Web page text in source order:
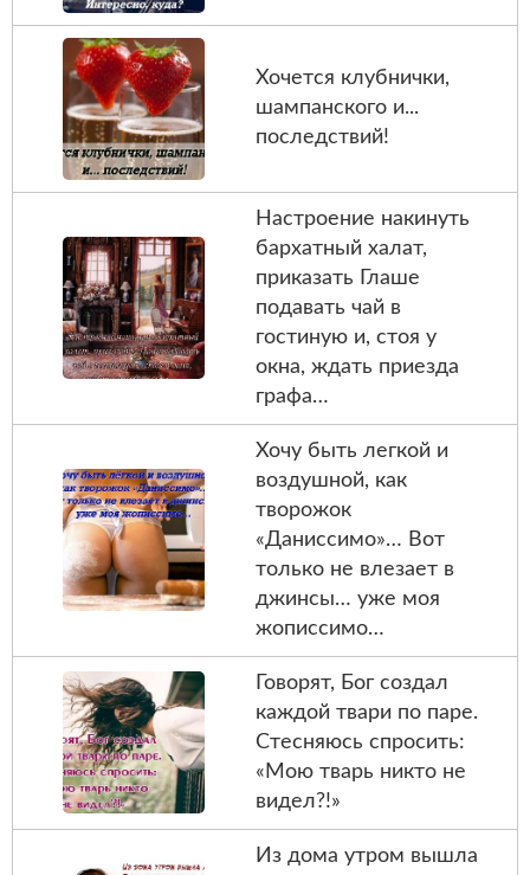
Хочется клубнички,
шампанского и...
последствий!
Настроение накинуть
бархатный халат,
приказать Глаше
подавать чай в
гостиную и, стоя у
окна, ждать приезда
графа…
Хочу быть легкой и
воздушной, как
творожок
«Даниссимо»… Вот
только не влезает в
джинсы… уже моя
жописсимо…
Говорят, Бог создал
каждой твари по паре.
Стесняюсь спросить:
«Мою тварь никто не
видел?!»
Из дома утром вышла